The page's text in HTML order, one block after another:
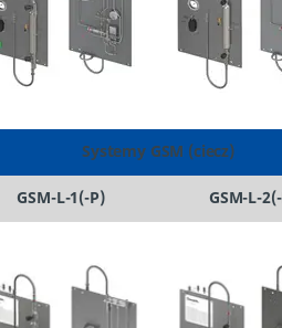
Systemy GSM (ciecz)
GSM-L-1(-P) GSM-L-